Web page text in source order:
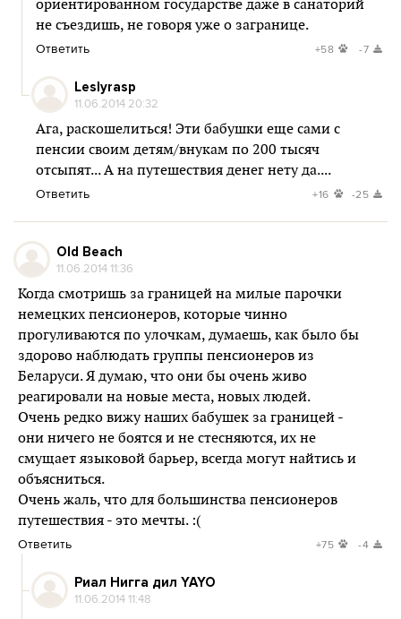
ориентированном государстве даже в санаторий
не съездишь, не говоря уже о загранице.
Ответить +58 -7
Leslyrasp
11.06.2014 20:32
Ага, раскошелиться! Эти бабушки еще сами с
пенсии своим детям/внукам по 200 тысяч
отсыпят... А на путешествия денег нету да....
Ответить +16 -25
Old Beach
11.06.2014 11:36
Когда смотришь за границей на милые парочки
немецких пенсионеров, которые чинно
прогуливаются по улочкам, думаешь, как было бы
здорово наблюдать группы пенсионеров из
Беларуси. Я думаю, что они бы очень живо
реагировали на новые места, новых людей.
Очень редко вижу наших бабушек за границей -
они ничего не боятся и не стесняются, их не
смущает языковой барьер, всегда могут найтись и
объясниться.
Очень жаль, что для большинства пенсионеров
путешествия - это мечты. :(
Ответить +75 -4
Риал Нигга дил YAYO
11.06.2014 11:48